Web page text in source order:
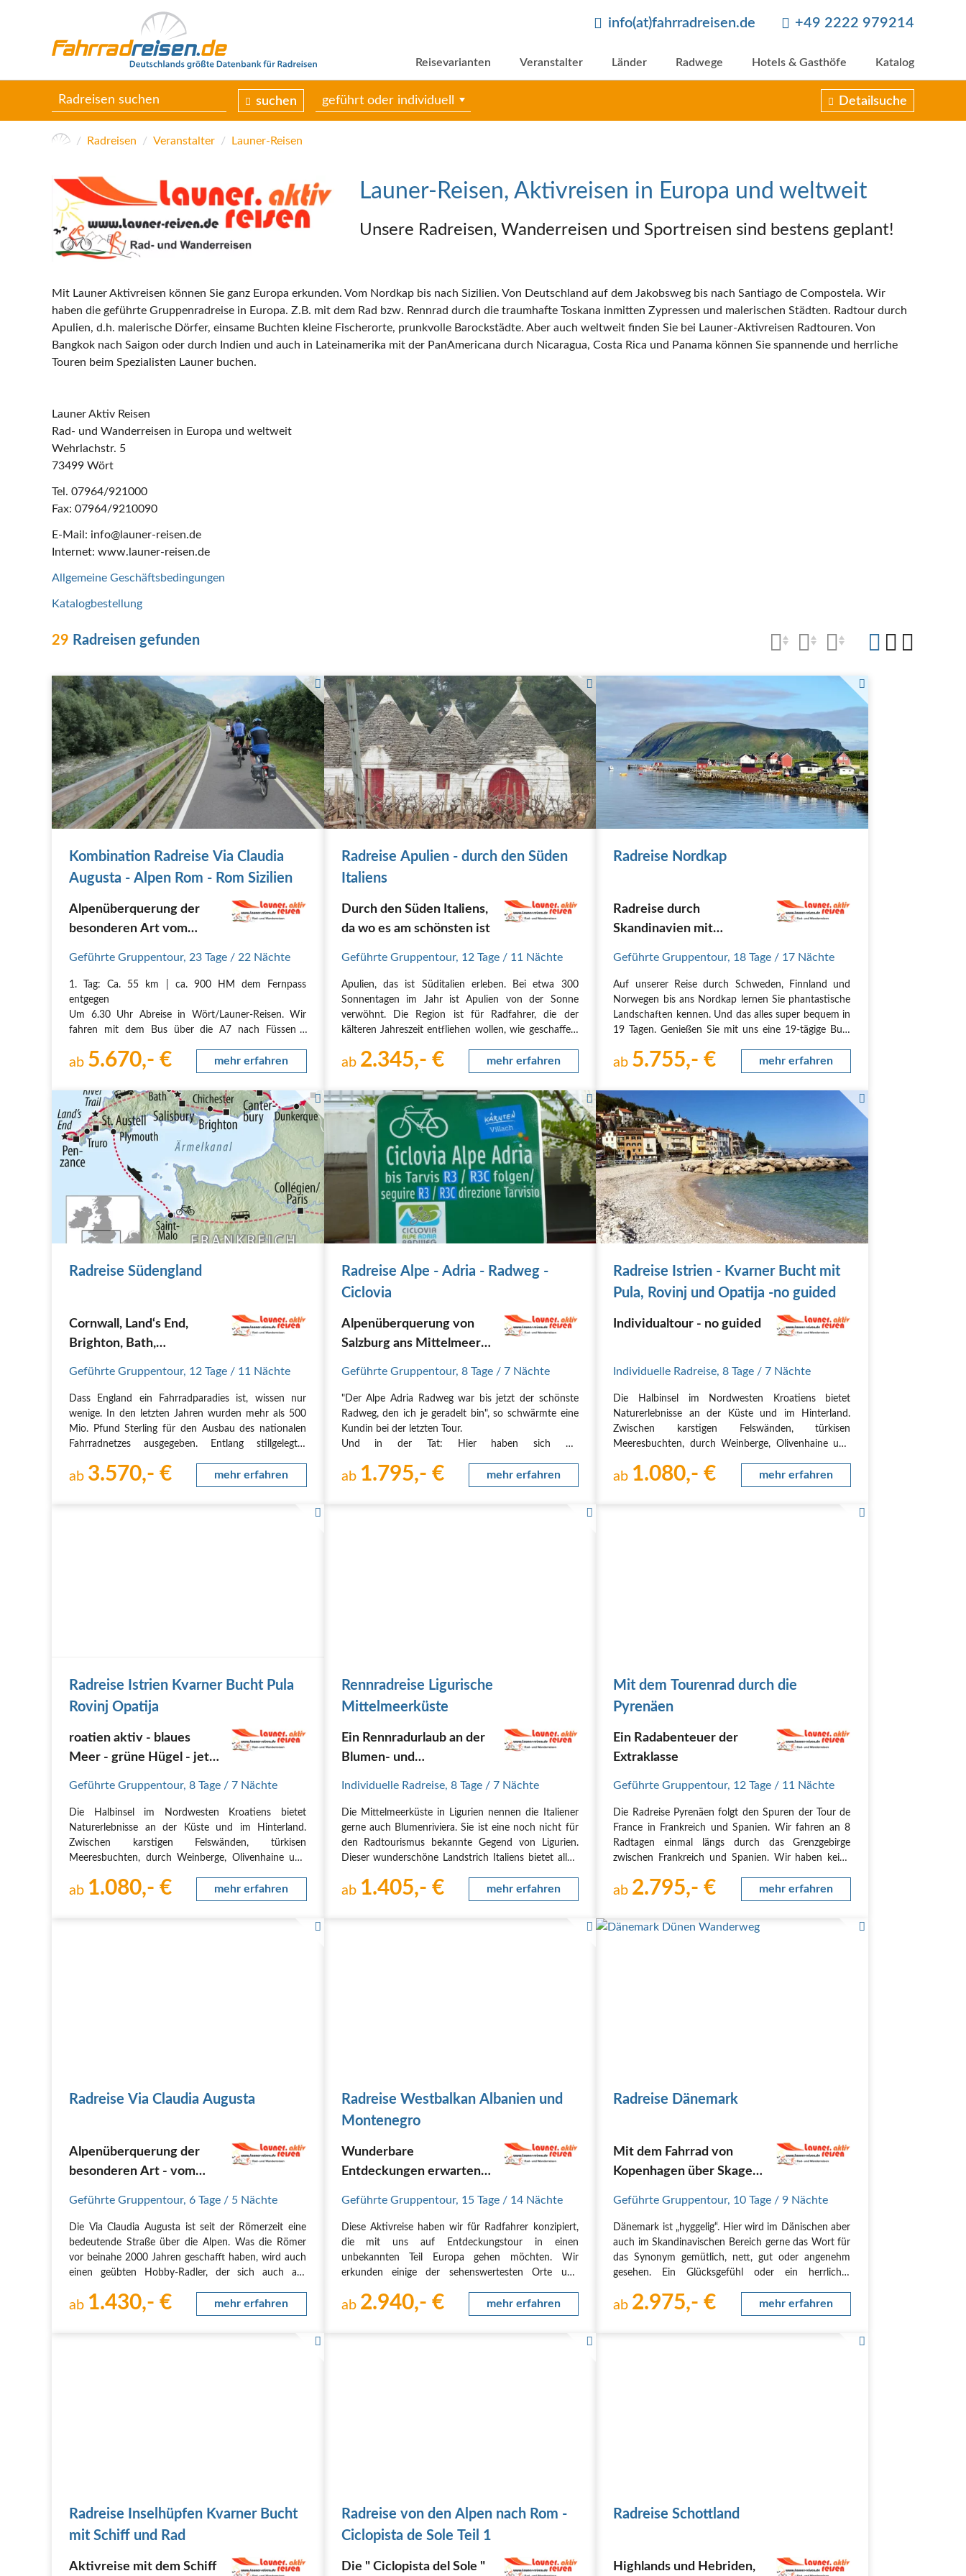
info(at)fahrradreisen.de +49 2222 979214
Reisevarianten Veranstalter Länder Radwege Hotels & Gasthöfe Katalog
suchen geführt oder individuell Detailsuche
Radreisen Veranstalter Launer-Reisen
Launer-Reisen, Aktivreisen in Europa und weltweit
Unsere Radreisen, Wanderreisen und Sportreisen sind bestens geplant!
Mit Launer Aktivreisen können Sie ganz Europa erkunden. Vom Nordkap bis nach Sizilien. Von Deutschland auf dem Jakobsweg bis nach Santiago de Compostela. Wir
haben die geführte Gruppenradreise in Europa. Z.B. mit dem Rad bzw. Rennrad durch die traumhafte Toskana inmitten Zypressen und malerischen Städten. Radtour durch
Apulien, d.h. malerische Dörfer, einsame Buchten kleine Fischerorte, prunkvolle Barockstädte. Aber auch weltweit finden Sie bei Launer-Aktivreisen Radtouren. Von
Bangkok nach Saigon oder durch Indien und auch in Lateinamerika mit der PanAmericana durch Nicaragua, Costa Rica und Panama können Sie spannende und herrliche
Touren beim Spezialisten Launer buchen.
Launer Aktiv Reisen
Rad- und Wanderreisen in Europa und weltweit
Wehrlachstr. 5
73499 Wört
Tel. 07964/921000
Fax: 07964/9210090
E-Mail: info@launer-reisen.de
Internet: www.launer-reisen.de
Allgemeine Geschäftsbedingungen
Katalogbestellung
29 Radreisen gefunden
Kombination Radreise Via Claudia
Augusta - Alpen Rom - Rom Sizilien
Alpenüberquerung der
besonderen Art vom
Weiter auf der "Ciclopista
del Sole "von den Alpen
nach Rom auf dem
"Sonnen-Radweg" und von
Geführte Gruppentour, 23 Tage / 22 Nächte
1. Tag: Ca. 55 km | ca. 900 HM dem Fernpass
entgegen
Um 6.30 Uhr Abreise in Wört/Launer-Reisen. Wir
fahren mit dem Bus über die A7 nach Füssen -
(VCA) Infozentrum. Von hier starten wir am Vormittag
mit unseren Rädern entlang der traditionellen VCA
und…
ab 5.670,- € mehr erfahren
Radreise Apulien - durch den Süden
Italiens
Durch den Süden Italiens,
da wo es am schönsten ist
Geführte Gruppentour, 12 Tage / 11 Nächte
Apulien, das ist Süditalien erleben. Bei etwa 300
Sonnentagen im Jahr ist Apulien von der Sonne
verwöhnt. Die Region ist für Radfahrer, die der
kälteren Jahreszeit entfliehen wollen, wie geschaffen.
verschlafene Fischerorte - der italienische
ab 2.345,- € mehr erfahren
Radreise Nordkap
Radreise durch
Skandinavien mit
Norwegen komplett 19
Tage
Geführte Gruppentour, 18 Tage / 17 Nächte
Auf unserer Reise durch Schweden, Finnland und
Norwegen bis ans Nordkap lernen Sie phantastische
Landschaften kennen. Und das alles super bequem in
19 Tagen. Genießen Sie mit uns eine 19-tägige Bus-
Fernreisebus überbrückt die Entfernungen und Sie
ab 5.755,- € mehr erfahren
Radreise Südengland
Cornwall, Land‘s End,
Brighton, Bath,
Geführte Gruppentour, 12 Tage / 11 Nächte
Dass England ein Fahrradparadies ist, wissen nur
wenige. In den letzten Jahren wurden mehr als 500
Mio. Pfund Sterling für den Ausbau des nationalen
Fahrradnetzes ausgegeben. Entlang stillgelegter
befahrenen Landstraßen lässt es sich wunderbar
ab 3.570,- € mehr erfahren
Radreise Alpe - Adria - Radweg -
Ciclovia
Alpenüberquerung von
Salzburg ans Mittelmeer
Geführte Gruppentour, 8 Tage / 7 Nächte
"Der Alpe Adria Radweg war bis jetzt der schönste
Radweg, den ich je geradelt bin", so schwärmte eine
Kundin bei der letzten Tour.
Und in der Tat: Hier haben sich die
und eine Alpenüberquerung geschaffen, die für
jedermann möglich ist! Entlang an…
ab 1.795,- € mehr erfahren
Radreise Istrien - Kvarner Bucht mit
Pula, Rovinj und Opatija -no guided
Individualtour - no guided
Individuelle Radreise,8 Tage / 7 Nächte
Die Halbinsel im Nordwesten Kroatiens bietet
Naturerlebnisse an der Küste und im Hinterland.
Zwischen karstigen Felswänden, türkisen
Meeresbuchten, durch Weinberge, Olivenhaine und
die Zeit stehen geblieben, Rad zu fahren ist einfach
ab 1.080,- € mehr erfahren
Radreise Istrien Kvarner Bucht Pula
Rovinj Opatija
roatien aktiv - blaues
Meer - grüne Hügel - jetzt
Geführte Gruppentour, 8 Tage / 7 Nächte
Die Halbinsel im Nordwesten Kroatiens bietet
Naturerlebnisse an der Küste und im Hinterland.
Zwischen karstigen Felswänden, türkisen
Meeresbuchten, durch Weinberge, Olivenhaine und
die Zeit stehen geblieben, Rad zu fahren ist einfach
ab 1.080,- € mehr erfahren
Rennradreise Ligurische
Mittelmeerküste
Ein Rennradurlaub an der
Blumen- und
Hotel - Individual-Reise
Individuelle Radreise, 8 Tage / 7 Nächte
Die Mittelmeerküste in Ligurien nennen die Italiener
gerne auch Blumenriviera. Sie ist eine noch nicht für
den Radtourismus bekannte Gegend von Ligurien.
Dieser wunderschöne Landstrich Italiens bietet alles,
interessante und spektakuläre Ausflugsrouten auf…
ab 1.405,- € mehr erfahren
Mit dem Tourenrad durch die
Pyrenäen
Ein Radabenteuer der
Extraklasse
Geführte Gruppentour, 12 Tage / 11 Nächte
Die Radreise Pyrenäen folgt den Spuren der Tour de
France in Frankreich und Spanien. Wir fahren an 8
Radtagen einmal längs durch das Grenzgebirge
zwischen Frankreich und Spanien. Wir haben keine
oder Aubisque, weil der Radelbus uns bei den…
ab 2.795,- € mehr erfahren
Radreise Via Claudia Augusta
Alpenüberquerung der
besonderen Art - vom
Geführte Gruppentour, 6 Tage / 5 Nächte
Die Via Claudia Augusta ist seit der Römerzeit eine
bedeutende Straße über die Alpen. Was die Römer
vor beinahe 2000 Jahren geschafft haben, wird auch
einen geübten Hobby-Radler, der sich auch auf
Probleme stellen. Sollte die Anstrengung einmal zu…
ab 1.430,- € mehr erfahren
Radreise Westbalkan Albanien und
Montenegro
Wunderbare
Entdeckungen erwarten
von Dubrovnik durch
Montenegro und Albanien
nach Korfu
Geführte Gruppentour, 15 Tage / 14 Nächte
Diese Aktivreise haben wir für Radfahrer konzipiert,
die mit uns auf Entdeckungstour in einen
unbekannten Teil Europa gehen möchten. Wir
erkunden einige der sehenswertesten Orte und
Albaniens. Ausgangspunkt der Reise ist Dubrovnik,
ab 2.940,- € mehr erfahren
Radreise Dänemark
Mit dem Fahrrad von
Kopenhagen über Skagen
Geführte Gruppentour, 10 Tage / 9 Nächte
Dänemark ist „hyggelig“. Hier wird im Dänischen aber
auch im Skandinavischen Bereich gerne das Wort für
das Synonym gemütlich, nett, gut oder angenehm
gesehen. Ein Glücksgefühl oder ein herrlicher
Fahrradfreunden und vieles mehr kann hyggelig…
ab 2.975,- € mehr erfahren
Radreise Inselhüpfen Kvarner Bucht
mit Schiff und Rad
Aktivreise mit dem Schiff
Radreise von den Alpen nach Rom -
Ciclopista de Sole Teil 1
Die " Ciclopista del Sole "
Radreise Schottland
Highlands und Hebriden,